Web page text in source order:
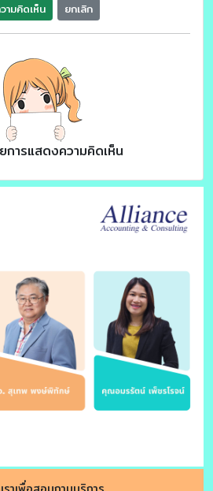
ามคิดเห็น ยกเลิก
การแสดงความคิดเห็น